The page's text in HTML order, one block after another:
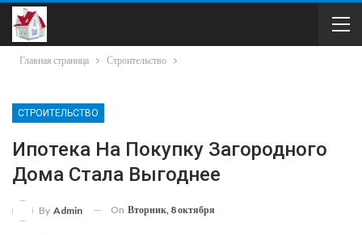
Главная страница Строительство
СТРОИТЕЛЬСТВО
Ипотека На Покупку Загородного
Дома Стала Выгоднее
By Admin On Вторник, 8 октября